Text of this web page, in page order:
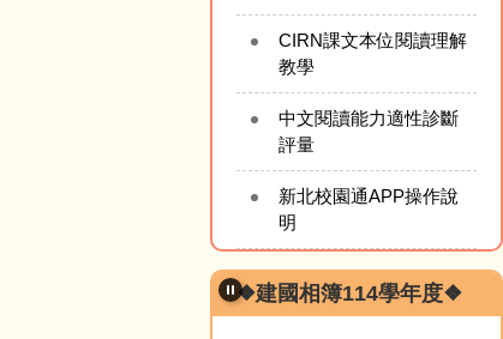
CIRN課文本位閱讀理解
教學
中文閱讀能力適性診斷
評量
新北校園通APP操作說
明
❖建國相簿114學年度❖